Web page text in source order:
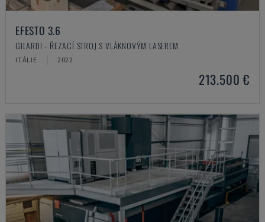
EFESTO 3.6
GILARDI - ŘEZACÍ STROJ S VLÁKNOVÝM LASEREM
ITÁLIE 2022
213.500 €